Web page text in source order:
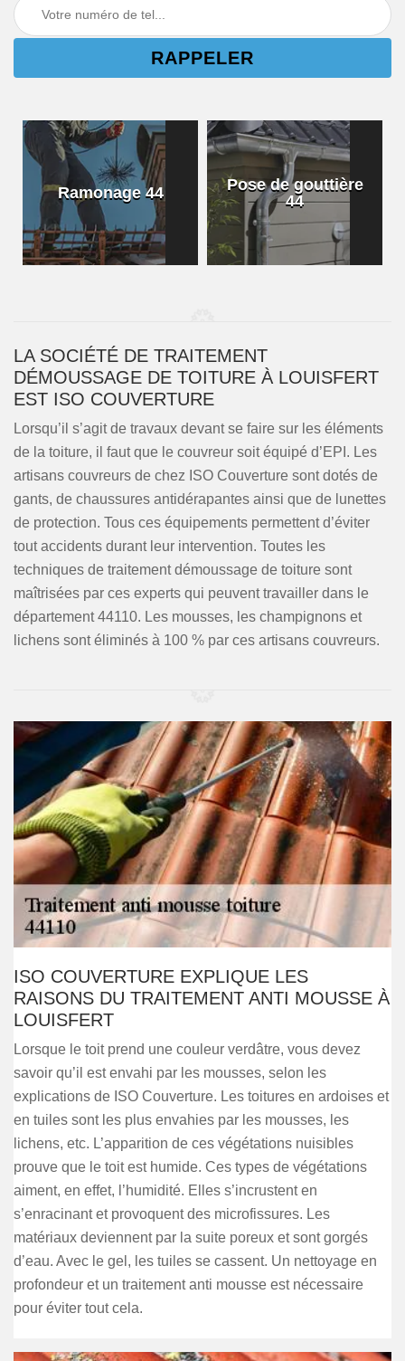
Ramonage 44
Pose de gouttière
44
LA SOCIÉTÉ DE TRAITEMENT
DÉMOUSSAGE DE TOITURE À LOUISFERT
EST ISO COUVERTURE
Lorsqu’il s’agit de travaux devant se faire sur les éléments
de la toiture, il faut que le couvreur soit équipé d’EPI. Les
artisans couvreurs de chez ISO Couverture sont dotés de
gants, de chaussures antidérapantes ainsi que de lunettes
de protection. Tous ces équipements permettent d’éviter
tout accidents durant leur intervention. Toutes les
techniques de traitement démoussage de toiture sont
maîtrisées par ces experts qui peuvent travailler dans le
département 44110. Les mousses, les champignons et
lichens sont éliminés à 100 % par ces artisans couvreurs.
ISO COUVERTURE EXPLIQUE LES
RAISONS DU TRAITEMENT ANTI MOUSSE À
LOUISFERT
Lorsque le toit prend une couleur verdâtre, vous devez
savoir qu’il est envahi par les mousses, selon les
explications de ISO Couverture. Les toitures en ardoises et
en tuiles sont les plus envahies par les mousses, les
lichens, etc. L’apparition de ces végétations nuisibles
prouve que le toit est humide. Ces types de végétations
aiment, en effet, l’humidité. Elles s’incrustent en
s’enracinant et provoquent des microfissures. Les
matériaux deviennent par la suite poreux et sont gorgés
d’eau. Avec le gel, les tuiles se cassent. Un nettoyage en
profondeur et un traitement anti mousse est nécessaire
pour éviter tout cela.